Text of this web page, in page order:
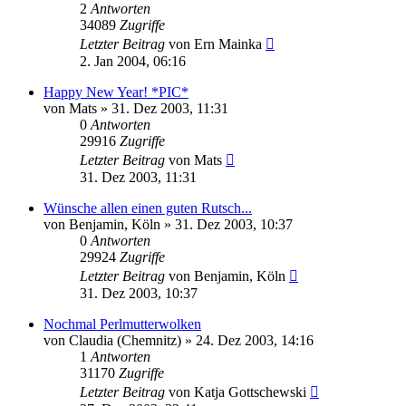
2 Antworten
34089 Zugriffe
Letzter Beitrag von Ern Mainka
2. Jan 2004, 06:16
Happy New Year! *PIC*
von Mats » 31. Dez 2003, 11:31
0 Antworten
29916 Zugriffe
Letzter Beitrag von Mats
31. Dez 2003, 11:31
Wünsche allen einen guten Rutsch...
von Benjamin, Köln » 31. Dez 2003, 10:37
0 Antworten
29924 Zugriffe
Letzter Beitrag von Benjamin, Köln
31. Dez 2003, 10:37
Nochmal Perlmutterwolken
von Claudia (Chemnitz) » 24. Dez 2003, 14:16
1 Antworten
31170 Zugriffe
Letzter Beitrag von Katja Gottschewski